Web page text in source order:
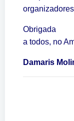
Obrigada
a todos, no
Damaris